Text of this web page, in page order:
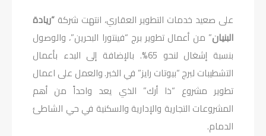
على صعيد خدمات التطوير العقاري، انتهت شركة “ريادة
البنيان” من أعمال تطوير برج “فينتورا البحرين”، والوصول
بنسبة إشغال لنحو 65%. بالإضافة إلى البدء بأعمال
التشطيبات لبرج “بيوتات رايز” في الخبر. والعمل على اعمال
تطوير مشروع “ذا أرك” الذي يعد واحداً من أهم
المشروعات التجارية والإدارية والسكنية في حي الشاطئ
الدمام.